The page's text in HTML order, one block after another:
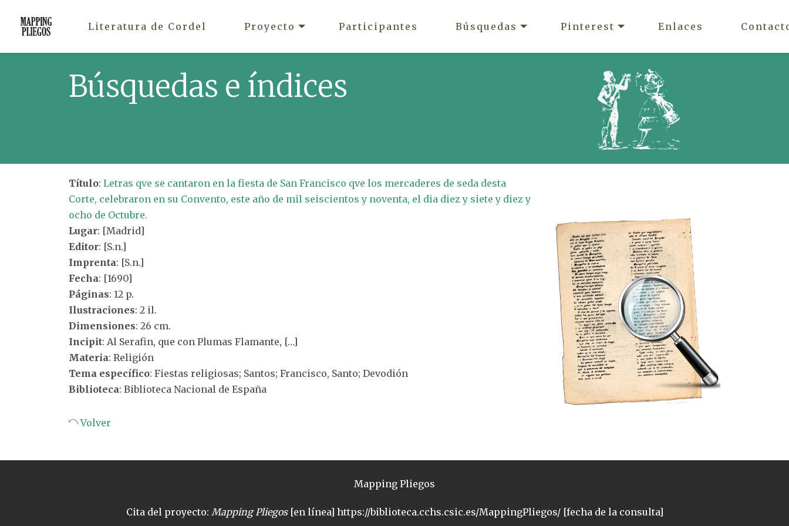
Literatura de Cordel Proyecto Participantes Búsquedas Pinterest Enlaces
Búsquedas e índices
Título: Letras qve se cantaron en la fiesta de San Francisco qve los mercaderes de seda desta
Corte, celebraron en su Convento, este año de mil seiscientos y noventa, el dia diez y siete y diez y
ocho de Octubre.
Lugar: [Madrid]
Editor: [S.n.]
Imprenta: [S.n.]
Fecha: [1690]
Páginas: 12 p.
Ilustraciones: 2 il.
Dimensiones: 26 cm.
Incipit: Al Serafin, que con Plumas Flamante, […]
Materia: Religión
Tema específico: Fiestas religiosas; Santos; Francisco, Santo; Devodión
Biblioteca: Biblioteca Nacional de España
Volver
Mapping Pliegos
Cita del proyecto: Mapping Pliegos[en línea] https://biblioteca.cchs.csic.es/MappingPliegos/ [fecha de la consulta]